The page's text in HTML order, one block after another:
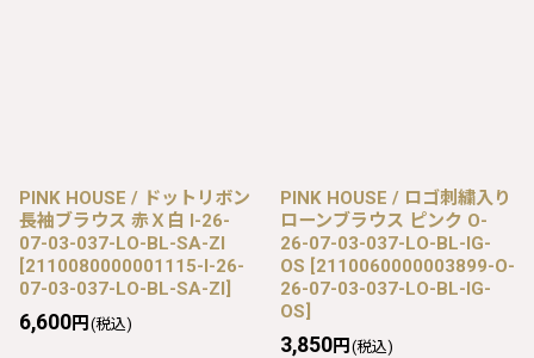
PINK HOUSE / ドットリボン
長袖ブラウス 赤Ｘ白 I-26-
07-03-037-LO-BL-SA-ZI
[2110080000001115-I-26-
07-03-037-LO-BL-SA-ZI]
6,600円 (税込)
PINK HOUSE / ロゴ刺繍入り
ローンブラウス ピンク O-
26-07-03-037-LO-BL-IG-
OS [2110060000003899-O-
26-07-03-037-LO-BL-IG-
OS]
3,850円 (税込)